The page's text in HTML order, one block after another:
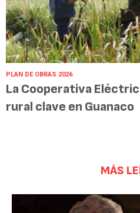
PLAN DE OBRAS 2026
La Cooperativa
rural clave en Guanaco
MÁS